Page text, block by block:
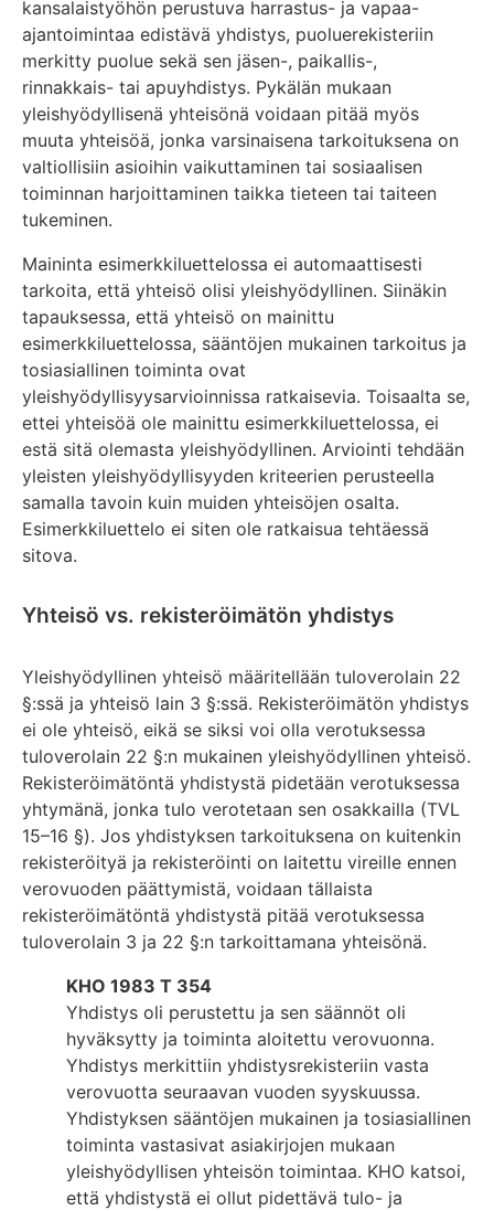
kansalaistyöhön perustuva harrastus- ja vapaa-
ajantoimintaa edistävä yhdistys, puoluerekisteriin
merkitty puolue sekä sen jäsen-, paikallis-,
rinnakkais- tai apuyhdistys. Pykälän mukaan
yleishyödyllisenä yhteisönä voidaan pitää myös
muuta yhteisöä, jonka varsinaisena tarkoituksena on
valtiollisiin asioihin vaikuttaminen tai sosiaalisen
toiminnan harjoittaminen taikka tieteen tai taiteen
tukeminen.
Maininta esimerkkiluettelossa ei automaattisesti
tarkoita, että yhteisö olisi yleishyödyllinen. Siinäkin
tapauksessa, että yhteisö on mainittu
esimerkkiluettelossa, sääntöjen mukainen tarkoitus ja
tosiasiallinen toiminta ovat
yleishyödyllisyysarvioinnissa ratkaisevia. Toisaalta se,
ettei yhteisöä ole mainittu esimerkkiluettelossa, ei
estä sitä olemasta yleishyödyllinen. Arviointi tehdään
yleisten yleishyödyllisyyden kriteerien perusteella
samalla tavoin kuin muiden yhteisöjen osalta.
Esimerkkiluettelo ei siten ole ratkaisua tehtäessä
sitova.
Yhteisö vs. rekisteröimätön yhdistys
Yleishyödyllinen yhteisö määritellään tuloverolain 22
§:ssä ja yhteisö lain 3 §:ssä. Rekisteröimätön yhdistys
ei ole yhteisö, eikä se siksi voi olla verotuksessa
tuloverolain 22 §:n mukainen yleishyödyllinen yhteisö.
Rekisteröimätöntä yhdistystä pidetään verotuksessa
yhtymänä, jonka tulo verotetaan sen osakkailla (TVL
15–16 §). Jos yhdistyksen tarkoituksena on kuitenkin
rekisteröityä ja rekisteröinti on laitettu vireille ennen
verovuoden päättymistä, voidaan tällaista
rekisteröimätöntä yhdistystä pitää verotuksessa
tuloverolain 3 ja 22 §:n tarkoittamana yhteisönä.
KHO 1983 T 354
Yhdistys oli perustettu ja sen säännöt oli
hyväksytty ja toiminta aloitettu verovuonna.
Yhdistys merkittiin yhdistysrekisteriin vasta
verovuotta seuraavan vuoden syyskuussa.
Yhdistyksen sääntöjen mukainen ja tosiasiallinen
toiminta vastasivat asiakirjojen mukaan
yleishyödyllisen yhteisön toimintaa. KHO katsoi,
että yhdistystä ei ollut pidettävä tulo- ja